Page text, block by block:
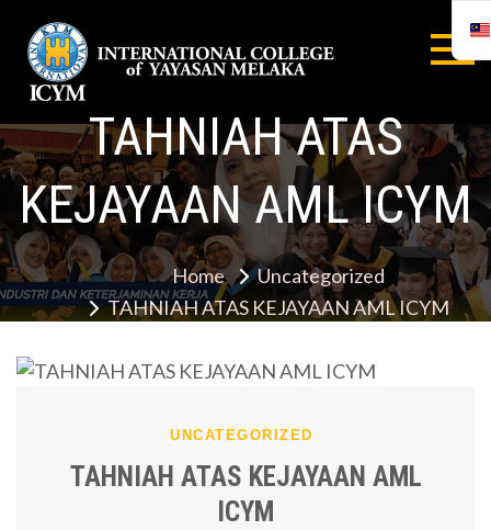
content
MELAYA
TAHNIAH ATAS
KEJAYAAN AML ICYM
Home
Uncategorized
TAHNIAH ATAS KEJAYAAN AML ICYM
UNCATEGORIZED
TAHNIAH ATAS KEJAYAAN AML
ICYM